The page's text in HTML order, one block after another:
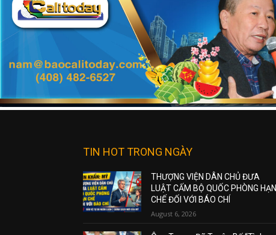
TIN HOT TRONG NGÀY
THƯỢNG VIỆN DÂN CHỦ ĐƯA
LUẬT CẤM BỘ QUỐC PHÒNG HẠN
CHẾ ĐỐI VỚI BÁO CHÍ
August 6, 2026